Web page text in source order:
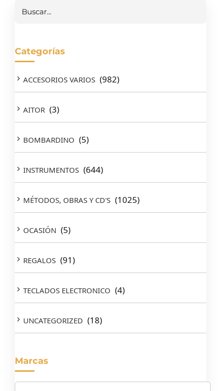
Categorías
ACCESORIOS VARIOS (982)
AITOR (3)
BOMBARDINO (5)
INSTRUMENTOS (644)
MÉTODOS, OBRAS Y CD'S (1025)
OCASIÓN (5)
REGALOS (91)
TECLADOS ELECTRONICO (4)
UNCATEGORIZED (18)
Marcas